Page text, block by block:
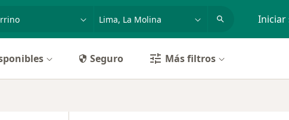
Iniciar
Seguro Más filtros